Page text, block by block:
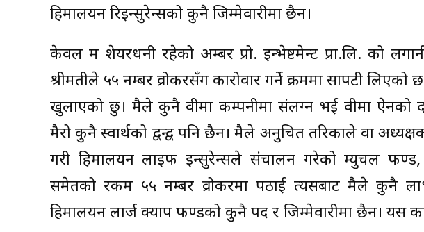
हिमालयन रिइन्सुरेन्सको कुनै जिम्मेवारीमा छैन।
केवल म शेयरधनी रहेको अम्बर प्रो. इन्भेष्टमेन्ट प्रा.लि. को
श्रीमतीले ५५ नम्बर व्रोकरसँग कारोवार गर्ने क्रममा सापटी लिएको
खुलाएको छु। मैले कुनै वीमा कम्पनीमा संलग्न भई वीमा ऐनको
मैरो कुनै स्वार्थको द्वन्द्व पनि छैन। मैले अनुचित तरिकाले वा
गरी हिमालयन लाइफ इन्सुरेन्सले संचालन गरेको म्युचल फण्ड,
समेतको रकम ५५ नम्बर व्रोकरमा पठाई त्यसबाट मैले कुनै
हिमालयन लार्ज क्याप फण्डको कुनै पद र जिम्मेवारीमा छैन। यस